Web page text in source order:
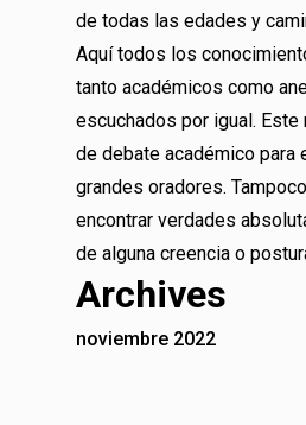
de todas las edades y
Aquí todos los
tanto académicos como
escuchados por igual.
de debate académico para
grandes oradores.
encontrar verdades
de alguna creencia o
Archives
noviembre 2022